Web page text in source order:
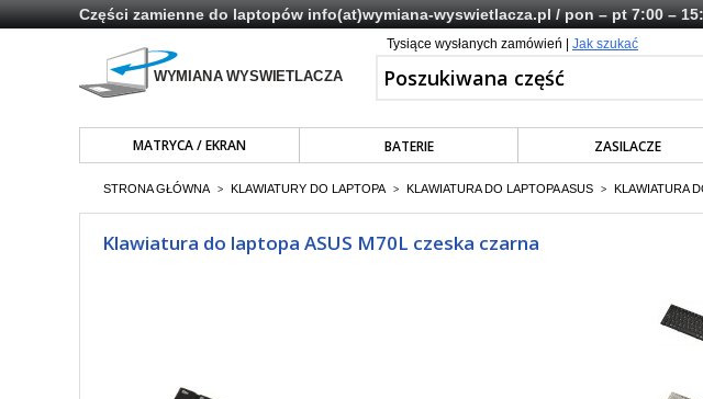
Części zamienne do laptopówinfo(at)wymiana-wyswietlacza.pl/ pon – pt 7:00 –
Tysiące wysłanych zamówień | Jak szukać
MATRYCA / EKRAN BATERIE ZASILACZE
STRONA GŁÓWNA > KLAWIATURY DO LAPTOPA > KLAWIATURA DO LAPTOPA ASUS > KLAWIATURA
Klawiatura do laptopa ASUS M70L czeska czarna